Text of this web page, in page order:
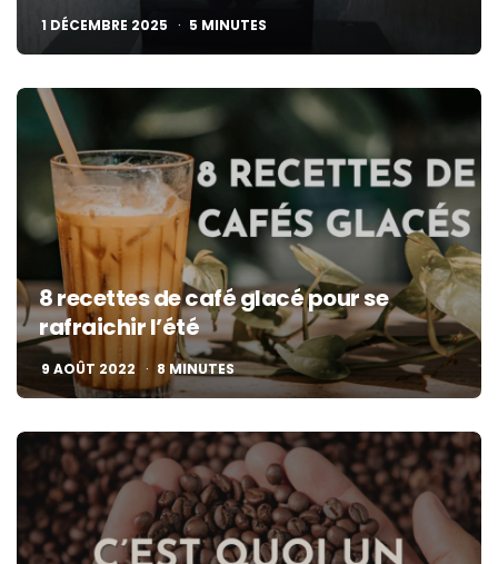
1 DÉCEMBRE 2025 5 MINUTES
8 recettes de café glacé pour se
rafraichir l’été
9 AOÛT 2022 8 MINUTES